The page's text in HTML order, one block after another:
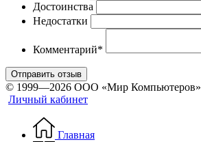
Достоинства
Недостатки
Комментарий*
Отправить отзыв
© 1999—2026 ООО «Мир Компьютеров»
Личный кабинет
Главная